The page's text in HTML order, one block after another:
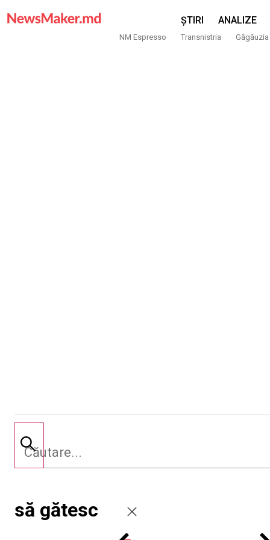
ȘTIRI ANALIZE
NM Espresso Transnistria Găgăuzia
să gătesc